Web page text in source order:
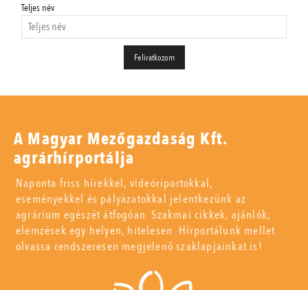
Teljes név
A Magyar Mezőgazdaság Kft.
agrárhírportálja
Naponta friss hírekkel, videóriportokkal,
eseményekkel és pályázatokkal jelentkezünk az
agrárium egészét átfogóan. Szakmai cikkek, ajánlók,
elemzések egy helyen, hitelesen. Hírportálunk mellet
olvassa rendszeresen megjelenő szaklapjainkat is!